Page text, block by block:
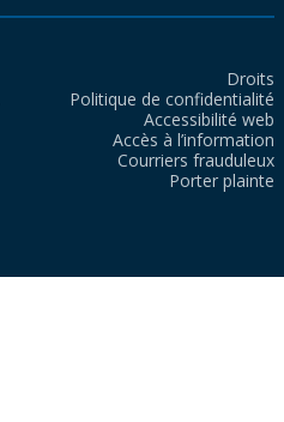
Droits
Politique de confidentialité
Accessibilité web
Accès à l’information
Courriers frauduleux
Porter plainte